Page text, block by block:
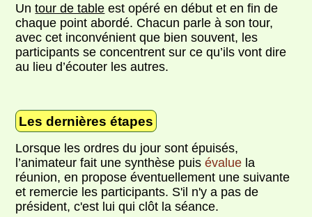
Untour de table est opéré en début et en fin de
chaque point abordé. Chacun parle à son tour,
avec cet inconvénient que bien souvent, les
participants se concentrent sur ce qu’ils vont dire
au lieu d’écouter les autres.
Les dernières étapes
Lorsque les ordres du jour sont épuisés,
l’animateur fait une synthèse puisévalue la
réunion, en propose éventuellement une suivante
et remercie les participants. S'il n'y a pas de
président, c'est lui qui clôt la séance.